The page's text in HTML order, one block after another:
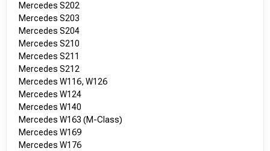
Mercedes S202
Mercedes S203
Mercedes S204
Mercedes S210
Mercedes S211
Mercedes S212
Mercedes W116, W126
Mercedes W124
Mercedes W140
Mercedes W163 (M-Class)
Mercedes W169
Mercedes W176